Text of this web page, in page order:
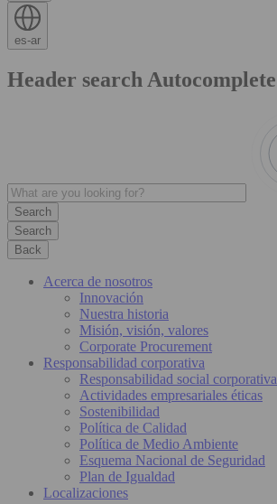
es-ar
Header search Autocomplete
Search
Back
Acerca de nosotros
Innovación
Nuestra historia
Misión, visión, valores
Corporate Procurement
Responsabilidad corporativa
Responsabilidad social corporativa
Actividades empresariales éticas
Sostenibilidad
Política de Calidad
Política de Medio Ambiente
Esquema Nacional de Seguridad
Plan de Igualdad
Localizaciones